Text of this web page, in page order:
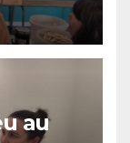
au